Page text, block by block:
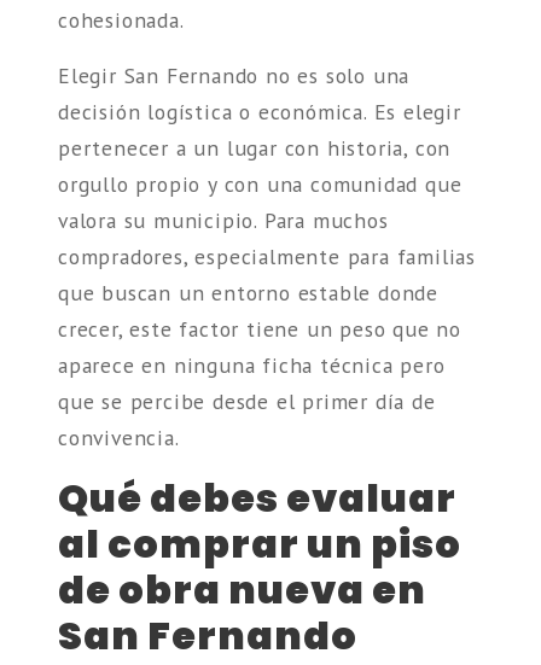
cohesionada.
Elegir San Fernando no es solo una
decisión logística o económica. Es elegir
pertenecer a un lugar con historia, con
orgullo propio y con una comunidad que
valora su municipio. Para muchos
compradores, especialmente para familias
que buscan un entorno estable donde
crecer, este factor tiene un peso que no
aparece en ninguna ficha técnica pero
que se percibe desde el primer día de
convivencia.
Qué debes evaluar
al comprar un piso
de obra nueva en
San Fernando